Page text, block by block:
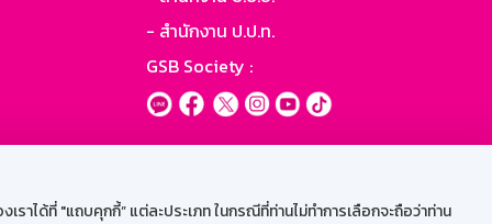
ได้ที่ "แถบคุกกี้” แต่ละประเภท ในกรณีที่ท่านไม่ทำการเลือกจะถือว่าท่าน
- สำนักงาน ป.ป.ท.
GSB Society :